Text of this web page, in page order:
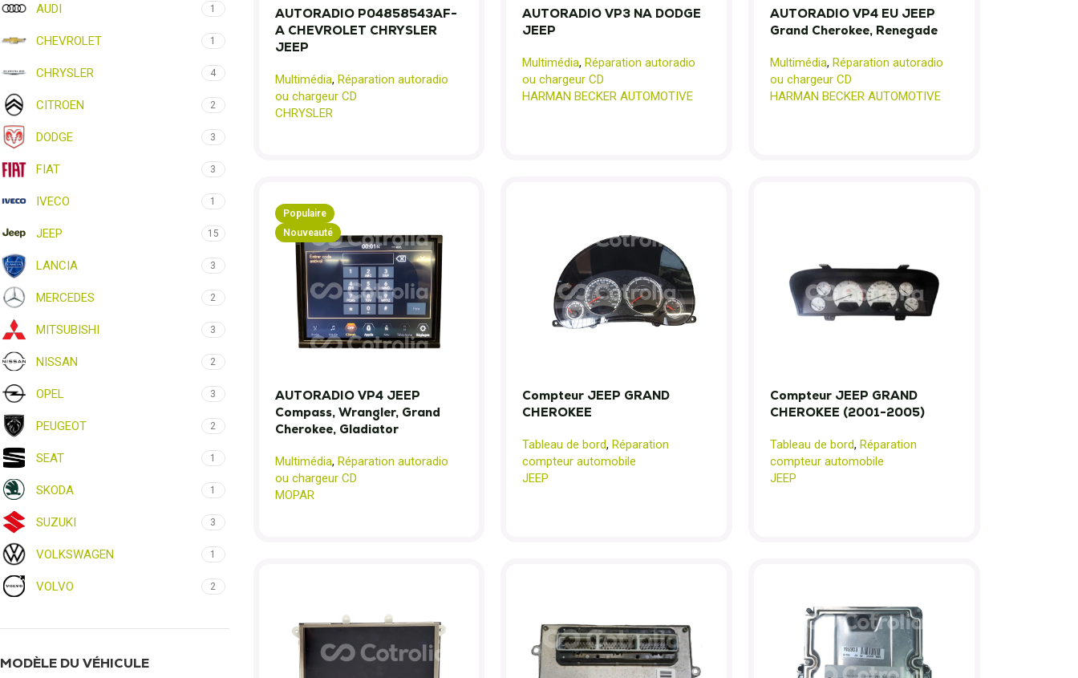
AUDI 1
CHEVROLET 1
CHRYSLER 4
CITROEN 2
DODGE 3
FIAT 3
IVECO 1
JEEP 15
LANCIA 3
MERCEDES 2
MITSUBISHI 3
NISSAN 2
OPEL 3
PEUGEOT 2
SEAT 1
SKODA 1
SUZUKI 3
VOLKSWAGEN 1
VOLVO 2
MODÈLE DU VÉHICULE
AUTORADIO P04858543AF-
A CHEVROLET CHRYSLER
JEEP
Multimédia, Réparation autoradio
ou chargeur CD
CHRYSLER
AUTORADIO VP3 NA DODGE
JEEP
Multimédia, Réparation autoradio
ou chargeur CD
HARMAN BECKER AUTOMOTIVE
AUTORADIO VP4 EU JEEP
Grand Cherokee, Renegade
Multimédia, Réparation autoradio
ou chargeur CD
HARMAN BECKER AUTOMOTIVE
Populaire
Nouveauté
AUTORADIO VP4 JEEP
Compass, Wrangler, Grand
Cherokee, Gladiator
Multimédia, Réparation autoradio
ou chargeur CD
MOPAR
Compteur JEEP GRAND
CHEROKEE
Tableau de bord, Réparation
compteur automobile
JEEP
Compteur JEEP GRAND
CHEROKEE (2001-2005)
Tableau de bord, Réparation
compteur automobile
JEEP